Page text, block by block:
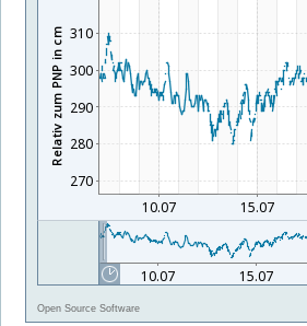
Open Source Software